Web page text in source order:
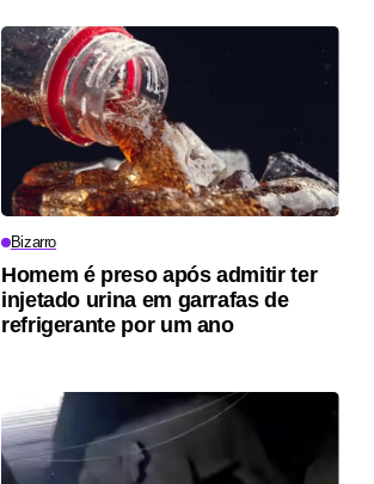
Bizarro
Homem é preso após admitir ter
injetado urina em garrafas de
refrigerante por um ano